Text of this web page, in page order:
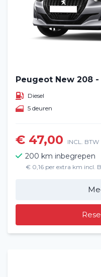
Peugeot New 208 -
Diesel
5 deuren
€ 47,00 INCL. BTW
200 km inbegrepen
€ 0,16 per extra km incl.